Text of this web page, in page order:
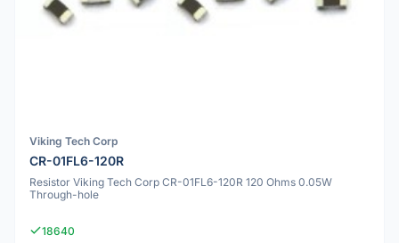
Viking Tech Corp
CR-01FL6-120R
Resistor Viking Tech Corp CR-01FL6-120R 120 Ohms 0.05W
Through-hole
18640